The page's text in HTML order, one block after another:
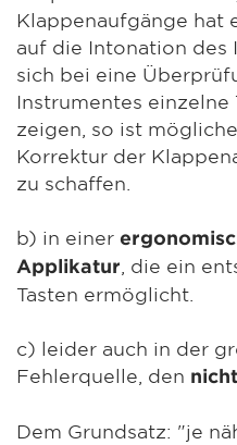
Klappenaufgänge hat
auf die Intonation des
sich bei eine
Instrumentes einzelne
zeigen, so ist
Korrektur der
zu schaffen.
b) in einer
Applikatur , die ein
Tasten ermöglicht.
c) leider auch in der
Fehlerquelle, den
Dem Grundsatz: "je